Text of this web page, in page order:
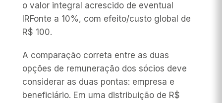
o valor integral acrescido de eventual
IRFonte a 10%, com efeito/custo global de
R$ 100.
A comparação correta entre as duas
opções de remuneração dos sócios deve
considerar as duas pontas: empresa e
beneficiário. Em uma distribuição de R$